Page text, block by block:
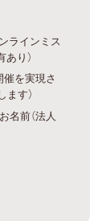
ラインミス
り）
を実現さ
す）
名前（法人